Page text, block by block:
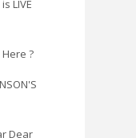
LIVE
?
Dear